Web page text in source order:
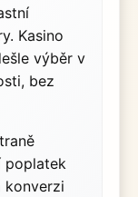
Kasino
výběr v
bez
poplatek
konverzi